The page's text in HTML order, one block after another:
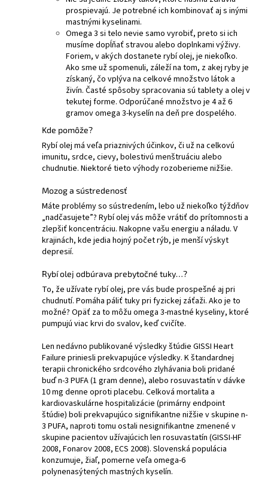
prospievajú. Je potrebné ich kombinovať aj s inými
mastnými kyselinami.
Omega 3 si telo nevie samo vyrobiť, preto si ich
musíme dopĺňať stravou alebo doplnkami výživy.
Foriem, v akých dostanete rybí olej, je niekoľko.
Ako sme už spomenuli, záleží na tom, z akej ryby je
získaný, čo vplýva na celkové množstvo látok a
živín. Časté spôsoby spracovania sú tablety a olej v
tekutej forme. Odporúčané množstvo je 4 až 6
gramov omega 3-kyselín na deň pre dospelého.
Kde pomôže?
Rybí olej má veľa priaznivých účinkov, či už na celkovú
imunitu, srdce, cievy, bolestivú menštruáciu alebo
chudnutie. Niektoré tieto výhody rozoberieme nižšie.
Mozog a sústredenosť
Máte problémy so sústredením, lebo už niekoľko týždňov
„nadčasujete”? Rybí olej vás môže vrátiť do prítomnosti a
zlepšiť koncentráciu. Nakopne vašu energiu a náladu. V
krajinách, kde jedia hojný počet rýb, je menší výskyt
depresií.
Rybí olej odbúrava prebytočné tuky…?
To, že užívate rybí olej, pre vás bude prospešné aj pri
chudnutí. Pomáha páliť tuky pri fyzickej záťaži. Ako je to
možné? Opäť za to môžu omega 3-mastné kyseliny, ktoré
pumpujú viac krvi do svalov, keď cvičíte.
Len nedávno publikované výsledky štúdie GISSI Heart
Failure priniesli prekvapujúce výsledky. K štandardnej
terapii chronického srdcového zlyhávania boli pridané
buď n-3 PUFA (1 gram denne), alebo rosuvastatín v dávke
10 mg denne oproti placebu. Celková mortalita a
kardiovaskulárne hospitalizácie (primárny endpoint
štúdie) boli prekvapujúco signifikantne nižšie v skupine n-
3 PUFA, naproti tomu ostali nesignifikantne zmenené v
skupine pacientov užívajúcich len rosuvastatín (GISSI-HF
2008, Fonarov 2008, ECS 2008). Slovenská populácia
konzumuje, žiaľ, pomerne veľa omega-6
polynenasýtených mastných kyselín.